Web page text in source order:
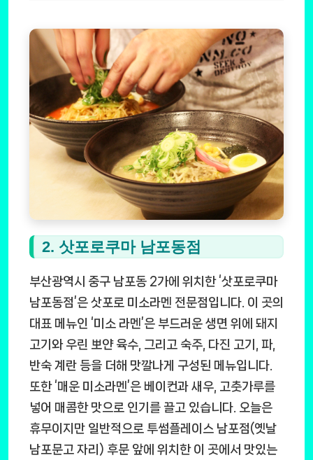
2. 삿포로쿠마 남포동점
부산광역시 중구 남포동 2가에 위치한 ‘삿포로쿠마
남포동점’은 삿포로 미소라멘 전문점입니다. 이 곳의
대표 메뉴인 ‘미소 라멘’은 부드러운 생면 위에 돼지
고기와 우린 뽀얀 육수, 그리고 숙주, 다진 고기, 파,
반숙 계란 등을 더해 맛깔나게 구성된 메뉴입니다.
또한 ‘매운 미소라멘’은 베이컨과 새우, 고춧가루를
넣어 매콤한 맛으로 인기를 끌고 있습니다. 오늘은
휴무이지만 일반적으로 투썸플레이스 남포점(옛날
남포문고 자리) 후문 앞에 위치한 이 곳에서 맛있는